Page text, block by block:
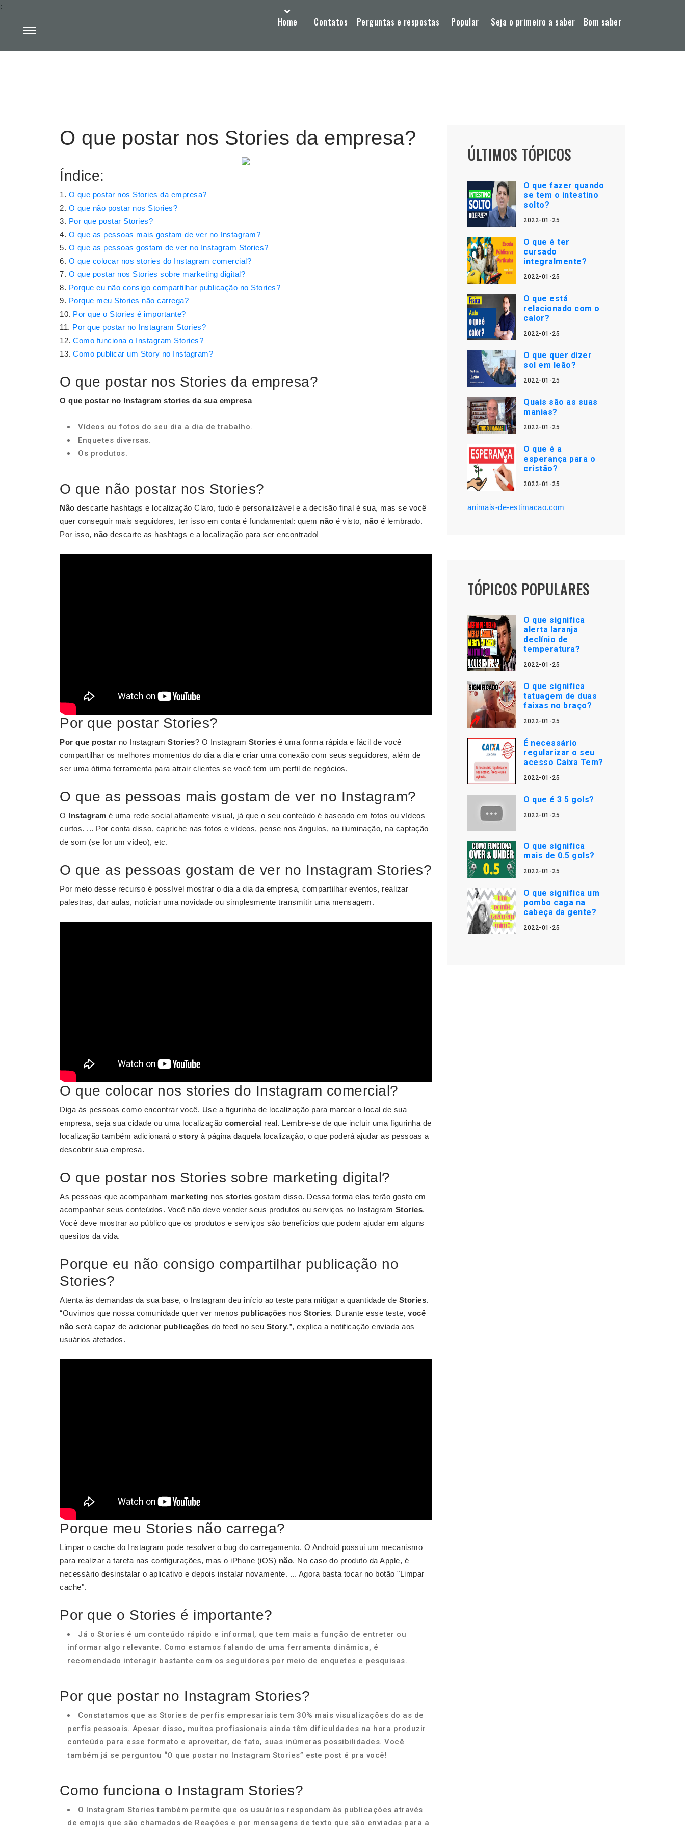
Home Contatos Perguntas e respostas Popular Seja o primeiro a saber Bom saber
:
O que postar nos Stories da empresa?
Índice:
O que postar nos Stories da empresa?
O que não postar nos Stories?
Por que postar Stories?
O que as pessoas mais gostam de ver no Instagram?
O que as pessoas gostam de ver no Instagram Stories?
O que colocar nos stories do Instagram comercial?
O que postar nos Stories sobre marketing digital?
Porque eu não consigo compartilhar publicação no Stories?
Porque meu Stories não carrega?
Por que o Stories é importante?
Por que postar no Instagram Stories?
Como funciona o Instagram Stories?
Como publicar um Story no Instagram?
O que postar nos Stories da empresa?
O que postar no Instagram stories da sua empresa
Vídeos ou fotos do seu dia a dia de trabalho.
Enquetes diversas.
Os produtos.
O que não postar nos Stories?
Não descarte hashtags e localização Claro, tudo é personalizável e a decisão final é sua, mas se você
quer conseguir mais seguidores, ter isso em conta é fundamental: quem não é visto, não é lembrado.
Por isso, não descarte as hashtags e a localização para ser encontrado!
Por que postar Stories?
Por que postar no Instagram Stories? O Instagram Stories é uma forma rápida e fácil de você
compartilhar os melhores momentos do dia a dia e criar uma conexão com seus seguidores, além de
ser uma ótima ferramenta para atrair clientes se você tem um perfil de negócios.
O que as pessoas mais gostam de ver no Instagram?
O Instagram é uma rede social altamente visual, já que o seu conteúdo é baseado em fotos ou vídeos
curtos. ... Por conta disso, capriche nas fotos e vídeos, pense nos ângulos, na iluminação, na captação
de som (se for um vídeo), etc.
O que as pessoas gostam de ver no Instagram Stories?
Por meio desse recurso é possível mostrar o dia a dia da empresa, compartilhar eventos, realizar
palestras, dar aulas, noticiar uma novidade ou simplesmente transmitir uma mensagem.
O que colocar nos stories do Instagram comercial?
Diga às pessoas como encontrar você. Use a figurinha de localização para marcar o local de sua
empresa, seja sua cidade ou uma localização comercial real. Lembre-se de que incluir uma figurinha de
localização também adicionará o story à página daquela localização, o que poderá ajudar as pessoas a
descobrir sua empresa.
O que postar nos Stories sobre marketing digital?
As pessoas que acompanham marketing nos stories gostam disso. Dessa forma elas terão gosto em
acompanhar seus conteúdos. Você não deve vender seus produtos ou serviços no Instagram Stories.
Você deve mostrar ao público que os produtos e serviços são benefícios que podem ajudar em alguns
quesitos da vida.
Porque eu não consigo compartilhar publicação no
Stories?
Atenta às demandas da sua base, o Instagram deu início ao teste para mitigar a quantidade de Stories.
“Ouvimos que nossa comunidade quer ver menos publicações nos Stories. Durante esse teste, você
não será capaz de adicionar publicações do feed no seu Story.”, explica a notificação enviada aos
usuários afetados.
Porque meu Stories não carrega?
Limpar o cache do Instagram pode resolver o bug do carregamento. O Android possui um mecanismo
para realizar a tarefa nas configurações, mas o iPhone (iOS) não. No caso do produto da Apple, é
necessário desinstalar o aplicativo e depois instalar novamente. ... Agora basta tocar no botão "Limpar
cache".
Por que o Stories é importante?
Já o Stories é um conteúdo rápido e informal, que tem mais a função de entreter ou
informar algo relevante. Como estamos falando de uma ferramenta dinâmica, é
recomendado interagir bastante com os seguidores por meio de enquetes e pesquisas.
Por que postar no Instagram Stories?
Constatamos que as Stories de perfis empresariais tem 30% mais visualizações do as de
perfis pessoais. Apesar disso, muitos profissionais ainda têm dificuldades na hora produzir
conteúdo para esse formato e aproveitar, de fato, suas inúmeras possibilidades. Você
também já se perguntou “O que postar no Instagram Stories” este post é pra você!
Como funciona o Instagram Stories?
O Instagram Stories também permite que os usuários respondam às publicações através
de emojis que são chamados de Reações e por mensagens de texto que são enviadas para a
ÚLTIMOS TÓPICOS
O que fazer quando
se tem o intestino
solto?
2022-01-25
O que é ter
cursado
integralmente?
2022-01-25
O que está
relacionado com o
calor?
2022-01-25
O que quer dizer
sol em leão?
2022-01-25
Quais são as suas
manias?
2022-01-25
O que é a
esperança para o
cristão?
2022-01-25
animais-de-estimacao.com
TÓPICOS POPULARES
O que significa
alerta laranja
declínio de
temperatura?
2022-01-25
O que significa
tatuagem de duas
faixas no braço?
2022-01-25
É necessário
regularizar o seu
acesso Caixa Tem?
2022-01-25
O que é 3 5 gols?
2022-01-25
O que significa
mais de 0.5 gols?
2022-01-25
O que significa um
pombo caga na
cabeça da gente?
2022-01-25